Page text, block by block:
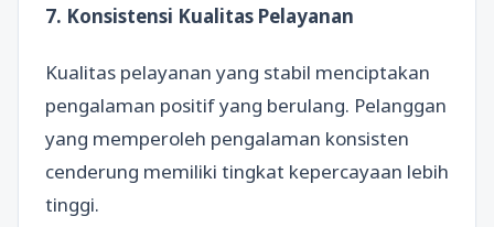
7. Konsistensi Kualitas Pelayanan
Kualitas pelayanan yang stabil menciptakan
pengalaman positif yang berulang. Pelanggan
yang memperoleh pengalaman konsisten
cenderung memiliki tingkat kepercayaan lebih
tinggi.